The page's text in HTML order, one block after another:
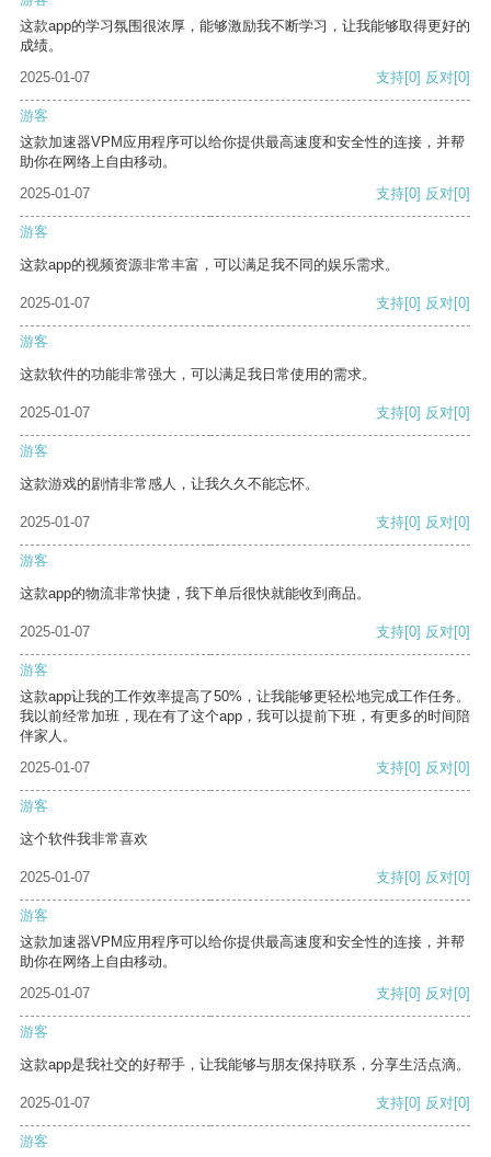
这款app的学习氛围很浓厚，能够激励我不断学习，让我能够取得更好的
成绩。
2025-01-07
支持[0] 反对[0]
游客
这款加速器VPM应用程序可以给你提供最高速度和安全性的连接，并帮
助你在网络上自由移动。
2025-01-07
支持[0] 反对[0]
游客
这款app的视频资源非常丰富，可以满足我不同的娱乐需求。
2025-01-07 支持[0] 反对[0]
游客
这款软件的功能非常强大，可以满足我日常使用的需求。
2025-01-07 支持[0] 反对[0]
游客
这款游戏的剧情非常感人，让我久久不能忘怀。
2025-01-07 支持[0] 反对[0]
游客
这款app的物流非常快捷，我下单后很快就能收到商品。
2025-01-07 支持[0] 反对[0]
游客
这款app让我的工作效率提高了50%，让我能够更轻松地完成工作任务。
我以前经常加班，现在有了这个app，我可以提前下班，有更多的时间陪
伴家人。
2025-01-07
支持[0] 反对[0]
游客
这个软件我非常喜欢
2025-01-07 支持[0] 反对[0]
游客
这款加速器VPM应用程序可以给你提供最高速度和安全性的连接，并帮
助你在网络上自由移动。
2025-01-07
支持[0] 反对[0]
游客
这款app是我社交的好帮手，让我能够与朋友保持联系，分享生活点滴。
2025-01-07 支持[0] 反对[0]
游客